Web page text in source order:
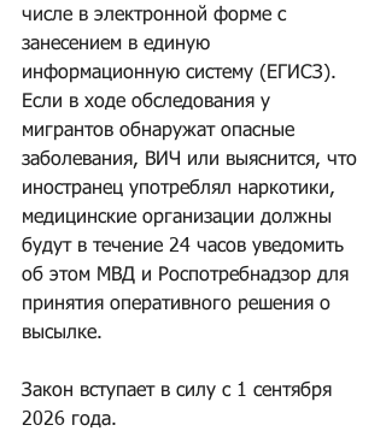
числе в электронной форме с
занесением в единую
информационную систему (ЕГИСЗ).
Если в ходе обследования у
мигрантов обнаружат опасные
заболевания, ВИЧ или выяснится, что
иностранец употреблял наркотики,
медицинские организации должны
будут в течение 24 часов уведомить
об этом МВД и Роспотребнадзор для
принятия оперативного решения о
высылке.
Закон вступает в силу с 1 сентября
2026 года.